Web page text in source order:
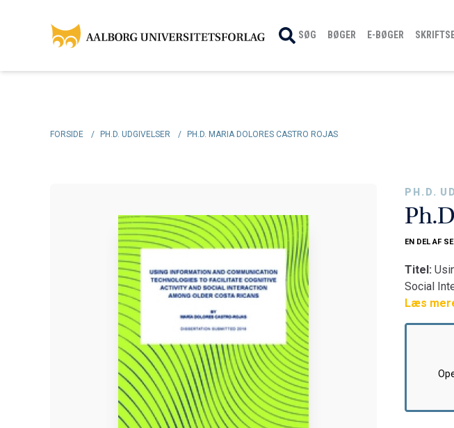
SØG BØGER E-BØGER
FORSIDE / PH.D. UDGIVELSER / PH.D. MARIA DOLORES CASTRO ROJAS
PH.D.
EN DEL AF
Titel:
Social
Fakultet:
Institut:
Læs